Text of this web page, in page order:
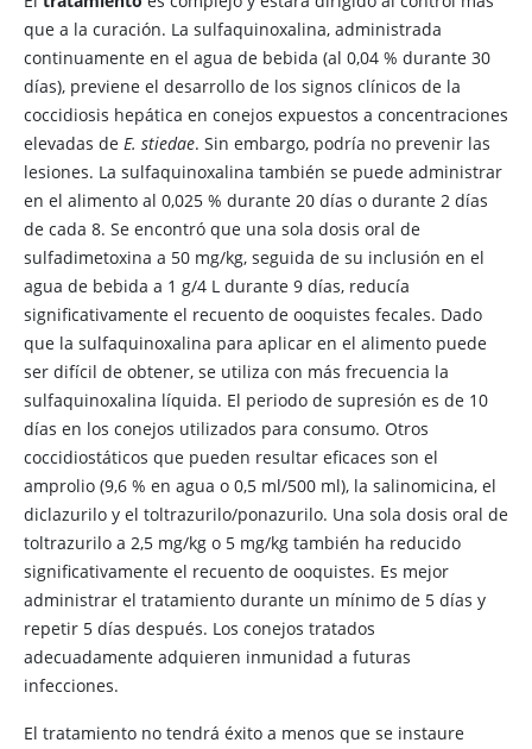
que a la curación. La sulfaquinoxalina, administrada
continuamente en el agua de bebida (al 0,04 % durante 30
días), previene el desarrollo de los signos clínicos de la
coccidiosis hepática en conejos expuestos a concentraciones
elevadas de E. stiedae. Sin embargo, podría no prevenir las
lesiones. La sulfaquinoxalina también se puede administrar
en el alimento al 0,025 % durante 20 días o durante 2 días
de cada 8. Se encontró que una sola dosis oral de
sulfadimetoxina a 50 mg/kg, seguida de su inclusión en el
agua de bebida a 1 g/4 L durante 9 días, reducía
significativamente el recuento de ooquistes fecales. Dado
que la sulfaquinoxalina para aplicar en el alimento puede
ser difícil de obtener, se utiliza con más frecuencia la
sulfaquinoxalina líquida. El periodo de supresión es de 10
días en los conejos utilizados para consumo. Otros
coccidiostáticos que pueden resultar eficaces son el
amprolio (9,6 % en agua o 0,5 ml/500 ml), la salinomicina, el
diclazurilo y el toltrazurilo/ponazurilo. Una sola dosis oral de
toltrazurilo a 2,5 mg/kg o 5 mg/kg también ha reducido
significativamente el recuento de ooquistes. Es mejor
administrar el tratamiento durante un mínimo de 5 días y
repetir 5 días después. Los conejos tratados
adecuadamente adquieren inmunidad a futuras
infecciones.
El tratamiento no tendrá éxito a menos que se instaure